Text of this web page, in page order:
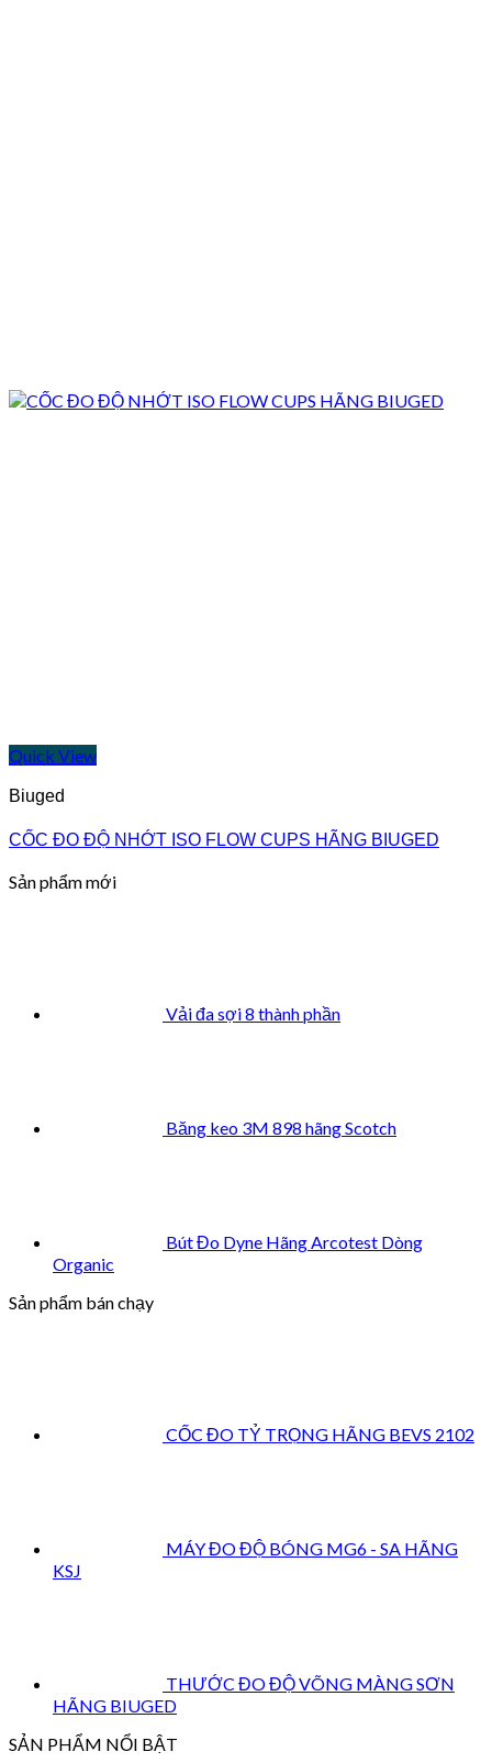
Quick View
Biuged
CỐC ĐO ĐỘ NHỚT ISO FLOW CUPS HÃNG BIUGED
Sản phẩm mới
Vải đa sợi 8 thành phần
Băng keo 3M 898 hãng Scotch
Bút Đo Dyne Hãng Arcotest Dòng
Organic
Sản phẩm bán chạy
CỐC ĐO TỶ TRỌNG HÃNG BEVS 2102
MÁY ĐO ĐỘ BÓNG MG6 - SA HÃNG
KSJ
THƯỚC ĐO ĐỘ VÕNG MÀNG SƠN
HÃNG BIUGED
SẢN PHẨM NỔI BẬT